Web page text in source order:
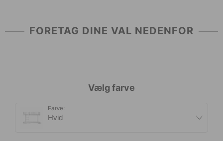
FORETAG DINE VAL NEDENFOR
Vælg farve
Farve:
Hvid